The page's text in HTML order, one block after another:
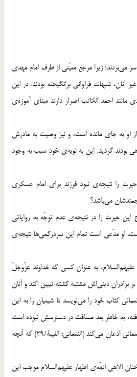
می‌بردند؛ زیرا مرجع معیّنی از طرف امام مهدی
آنان، شبهات فراوانی برانگیخته بودند. در این
مانند احمد الکاتب اصرار دارند مبنای آموزه‌ی
اعلام کند فرزندي از او به جاي مانده است، و نیز وصیت به مادرش
گردید. اين به نوبه‌ی خود سبب به وجود
را نتیجه‌ی نبود فرزند برای امام عسکری
می‌باشد؟
حیرت را در نتیجه‌ی عدم توجّه به روایاتی
او مدّعی است تمام این سردرگمی‌ها نتیجه‌ی
به عنوان کسی که خداوند عزّوجلّ
برادران دینی‌اش مشتبه گشته تبیین کند و آنان
به راه درست رهنمون سازد و از منزل شک به نور یقین برساند (النعمانی: الغیبۀ/23). نعمانی کتاب خود را می‌نویسد تا شیعیان را به این
به خاطر بعد مسافت در دسترسش نبوده است
و فقط احادیثی را که در زمان تألیف در اختیارش قرار داشته را در الغیبۀ آورده است. علاوه بر این نعمانی اذعان می‌کند (النعمانی: الغیبۀ/29) که آنچه
سخنان الاهی ائمّه‌‌ی اطهار علیهم‌السلام موجب این